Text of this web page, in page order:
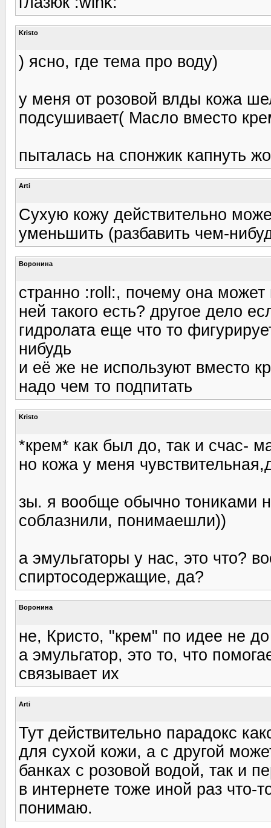
Kristo
) ясно, где тема про воду)
у меня от розовой влды кожа
подсушивает( Масло вместо
пыталась на спонжик капнуть
Arti
Сухую кожу действительно
уменьшить (разбавить чем-
Воронина
странно :roll:, почему она
ней такого есть? другое дело
гидролата еще что то
нибудь
и её же не используют вместо
надо чем то подпитать
Kristo
*крем* как был до, так и счас-
но кожа у меня
зы. я вообще обычно тониками
соблазнили, понимаешли))
а эмульгаторы у нас, это что?
спиртосодержащие, да?
Воронина
не, Кристо, "крем" по идее не
а эмульгатор, это то, что
связывает их
Arti
Тут действительно парадокс
для сухой кожи, а с другой
банках с розовой водой, так и
в интернете тоже иной раз
понимаю.